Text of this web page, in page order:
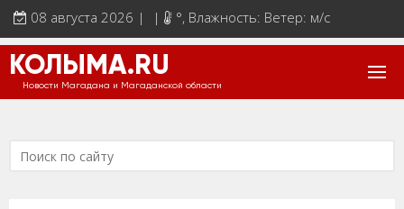
08 августа 2026 | | °, Влажность: Ветер: м/с
КОЛЫМА.RU
Новости Магадана и Магаданской области